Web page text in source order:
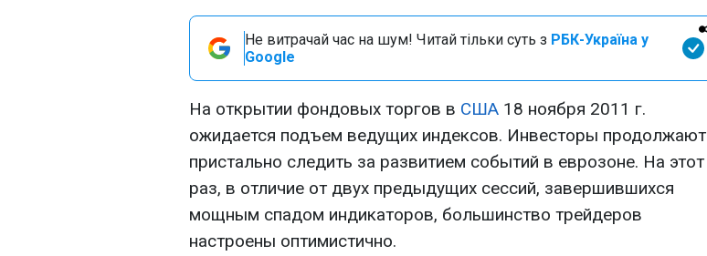
Не витрачай час на шум! Читай тільки суть з РБК-Україна у
Google
На открытии фондовых торгов в США 18 ноября 2011 г.
ожидается подъем ведущих индексов. Инвесторы продолжают
пристально следить за развитием событий в еврозоне. На этот
раз, в отличие от двух предыдущих сессий, завершившихся
мощным спадом индикаторов, большинство трейдеров
настроены оптимистично.